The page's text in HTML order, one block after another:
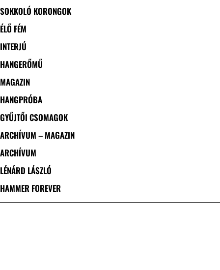
SOKKOLÓ KORONGOK
ÉLŐ FÉM
INTERJÚ
HANGERŐMŰ
MAGAZIN
HANGPRÓBA
GYŰJTŐI CSOMAGOK
ARCHÍVUM – MAGAZIN
ARCHÍVUM
LÉNÁRD LÁSZLÓ
HAMMER FOREVER